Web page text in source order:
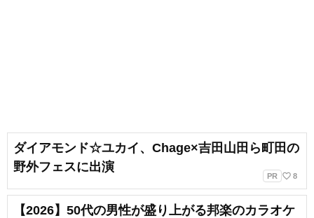
ダイアモンド☆ユカイ、Chage×吉田山田ら町田の
野外フェスに出演
PR favorite_border 8
【2026】50代の男性が盛り上がる邦楽のカラオケ